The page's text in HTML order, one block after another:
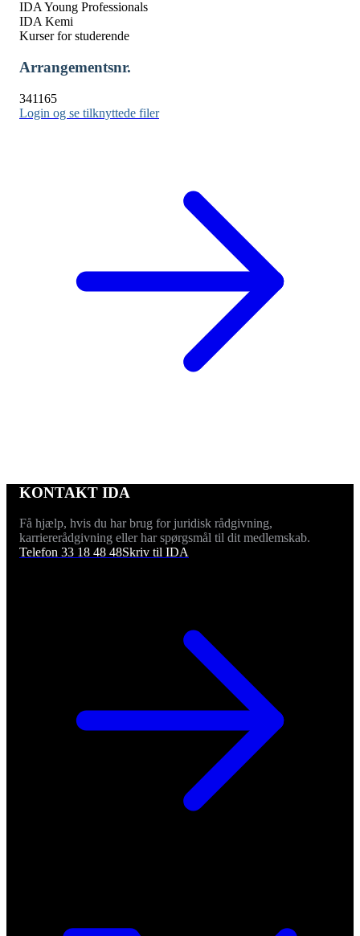
IDA Young Professionals
IDA Kemi
Kurser for studerende
Arrangementsnr.
341165
Login og se tilknyttede filer
KONTAKT IDA
Få hjælp, hvis du har brug for juridisk rådgivning,
karriererådgivning eller har spørgsmål til dit medlemskab.
Telefon 33 18 48 48Skriv til IDA